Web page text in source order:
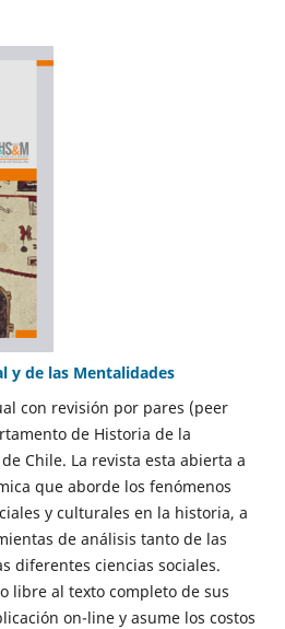
y de las Mentalidades
con revisión por pares (peer
de Historia de la
Chile. La revista esta abierta a
que aborde los fenómenos
y culturales en la historia, a
de análisis tanto de las
diferentes ciencias sociales.
libre al texto completo de sus
on-line y asume los costos